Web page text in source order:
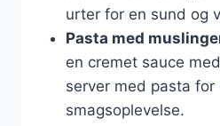
urter for en sund og
Pasta med
en cremet sauce
server med pasta for
smagsoplevelse.